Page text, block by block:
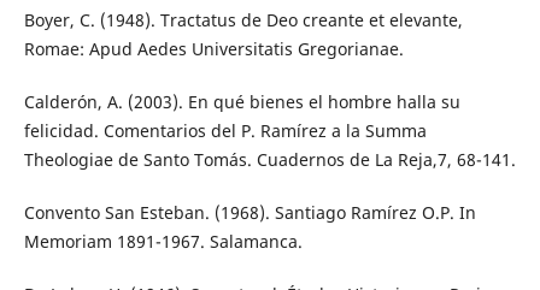
Boyer, C. (1948). Tractatus de Deo creante et elevante,
Romae: Apud Aedes Universitatis Gregorianae.
Calderón, A. (2003). En qué bienes el hombre halla su
felicidad. Comentarios del P. Ramírez a la Summa
Theologiae de Santo Tomás. Cuadernos de La Reja,7, 68-141.
Convento San Esteban. (1968). Santiago Ramírez O.P. In
Memoriam 1891-1967. Salamanca.